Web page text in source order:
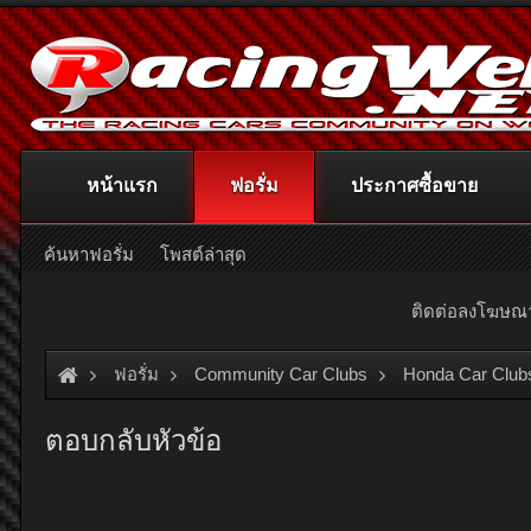
ติดต่อลงโฆษ
ฟอรั่ม Community Car Clubs Honda Car
ตอบกลับหัวข้อ
หน้าแรก ฟอรั่ม
ค้นหาฟอรั่ม โพสต์ล่าสุด
ประกาศซื้อขาย